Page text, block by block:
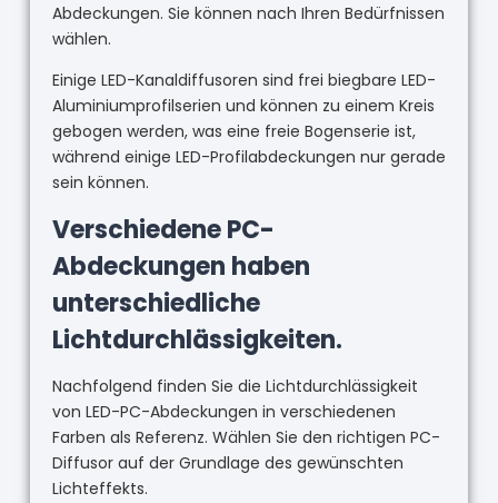
Abdeckungen. Sie können nach Ihren Bedürfnissen
wählen.
Einige LED-Kanaldiffusoren sind frei biegbare LED-
Aluminiumprofilserien und können zu einem Kreis
gebogen werden, was eine freie Bogenserie ist,
während einige LED-Profilabdeckungen nur gerade
sein können.
Verschiedene PC-
Abdeckungen haben
unterschiedliche
Lichtdurchlässigkeiten.
Nachfolgend finden Sie die Lichtdurchlässigkeit
von LED-PC-Abdeckungen in verschiedenen
Farben als Referenz. Wählen Sie den richtigen PC-
Diffusor auf der Grundlage des gewünschten
Lichteffekts.